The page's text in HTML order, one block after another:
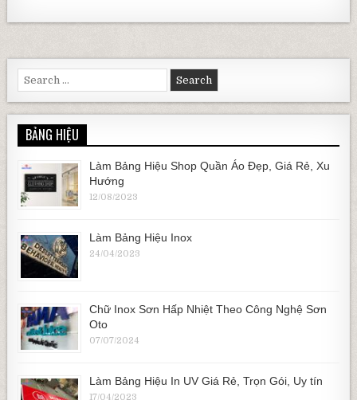
Search for:
BẢNG HIỆU
Làm Bảng Hiệu Shop Quần Áo Đẹp, Giá Rẻ, Xu
Hướng
12/08/2023
Làm Bảng Hiệu Inox
24/04/2023
Chữ Inox Sơn Hấp Nhiệt Theo Công Nghệ Sơn
Oto
07/07/2024
Làm Bảng Hiệu In UV Giá Rẻ, Trọn Gói, Uy tín
17/04/2023